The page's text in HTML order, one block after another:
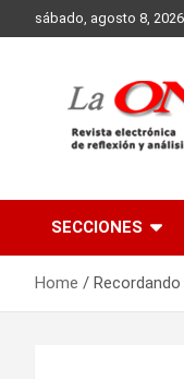
to
sábado, agosto 8, 2026
SECCIONES
Home